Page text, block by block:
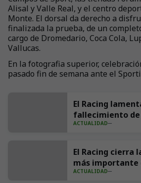
Alisal y Valle Real, y el centro
Monte. El dorsal da derecho a
finalizada la prueba, de un
cargo de Dromedario, Coca Cola,
Vallucas.
En la fotografia superior,
pasado fin de semana ante el
El Racing
fallecimiento
Andrés Parada
ACTUALIDAD
El Racing cierra
más importante
redes con 539
ACTUALIDAD